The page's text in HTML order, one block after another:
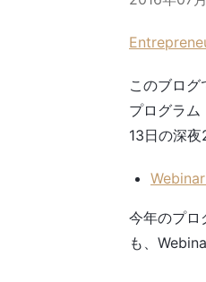
このブログ
プログラム
13日の深夜
今年のプロ
も、